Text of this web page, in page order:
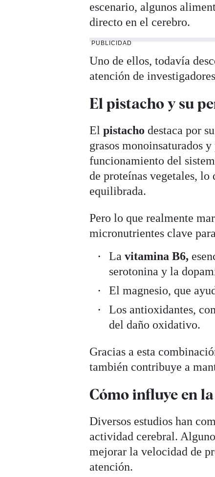
escenario, algunos
directo en el cerebro.
PUBLICIDAD
Uno de ellos, todavía
atención de
El pistacho y su
Elpistacho destaca por
grasos monoinsaturados
funcionamiento del
de proteínas vegetales,
equilibrada.
Pero lo que realmente
micronutrientes clave
Lavitamina B6,
serotonina y la
El magnesio, que
Los antioxidantes,
del daño oxidativo.
Gracias a esta
también contribuye a
Cómo influye en
Diversos estudios han
actividad cerebral.
mejorar la velocidad de
atención.